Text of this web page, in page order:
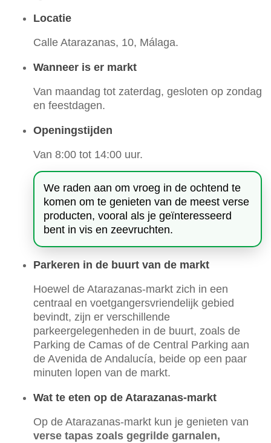
Locatie
Calle Atarazanas, 10, Málaga.
Wanneer is er markt
Van maandag tot zaterdag, gesloten op zondag
en feestdagen.
Openingstijden
Van 8:00 tot 14:00 uur.
We raden aan om vroeg in de ochtend te
komen om te genieten van de meest verse
producten, vooral als je geïnteresseerd
bent in vis en zeevruchten.
Parkeren in de buurt van de markt
Hoewel de Atarazanas-markt zich in een
centraal en voetgangersvriendelijk gebied
bevindt, zijn er verschillende
parkeergelegenheden in de buurt, zoals de
Parking de Camas of de Central Parking aan
de Avenida de Andalucía, beide op een paar
minuten lopen van de markt.
Wat te eten op de Atarazanas-markt
Op de Atarazanas-markt kun je genieten van
verse tapas zoals gegrilde garnalen,